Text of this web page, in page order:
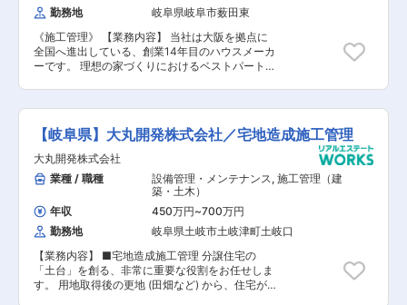
勤務地
岐阜県岐阜市薮田東
《施工管理》 【業務内容】 当社は大阪を拠点に
全国へ進出している、創業14年目のハウスメーカ
ーです。 理想の家づくりにおけるベストパートナ
長性を推移する同社。社員数は1,500名、売り上
げは1,000億円目前。同社と共に成長頂ける人財
を募集いたします。 【具体的には】 契約内容や
設計図面を確認しながら、着工からお引き渡しま
での施工管理全般を担当します。建築現場では、
職方や関連メーカーと連携しお客様の想いがつま
ったマイホームを施工していきます。 「お客様に
よろこばれる家づくり」のため、お客様に応じた
空間提案が強みの同社の住宅はお客様に応じ
様々。しっかりと経験を積んでいただける環境で
す。 現状工期は4ヶ月前後、年間約25～30棟の
工事をお任せ致します。 未経験の方・経験が浅い
方は、まずは先輩社員との同行からスタートいた
【岐阜県】大丸開発株式会社／宅地造成施工管理
大丸開発株式会社
業種 / 職種
設備管理・メンテナンス, 施工管理（建
築・土木）
年収
450万円~700万円
勤務地
岐阜県土岐市土岐津町土岐口
【業務内容】 ■宅地造成施工管理 分譲住宅の
「土台」を創る、非常に重要な役割をお任せしま
す。 用地取得後の更地 (田畑など) から、住宅が